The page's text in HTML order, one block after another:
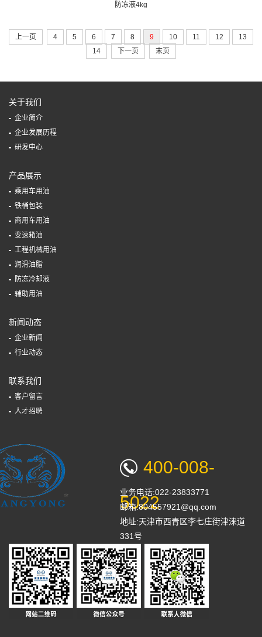
防冻液4kg
上一页 4 5 6 7 8 9 10 11 12
13
14
下一页 末页
关于我们
企业简介
企业发展历程
研发中心
产品展示
乘用车用油
铁桶包装
商用车用油
变速箱油
工程机械用油
润滑油脂
防冻冷却液
辅助用油
新闻动态
企业新闻
行业动态
联系我们
客户留言
人才招聘
400-008-
5022
业务电话:022-23833771
邮箱:804557921@qq.com
地址:天津市西青区李七庄街津涞道
331号